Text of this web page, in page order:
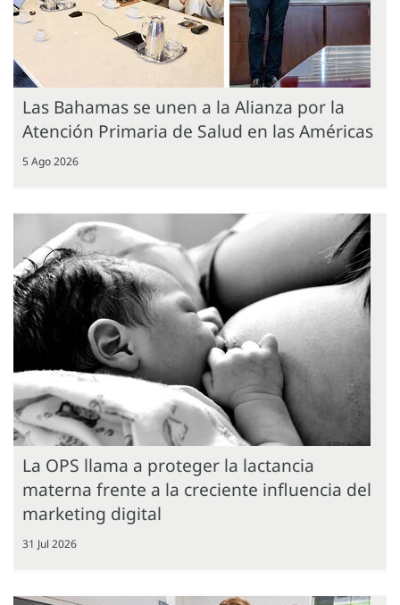
Las Bahamas se unen a la Alianza por la
Atención Primaria de Salud en las Américas
5 Ago 2026
La OPS llama a proteger la lactancia
materna frente a la creciente influencia del
marketing digital
31 Jul 2026